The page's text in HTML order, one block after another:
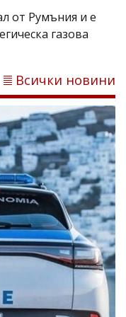
от Румъния и е
газова
Всички новини